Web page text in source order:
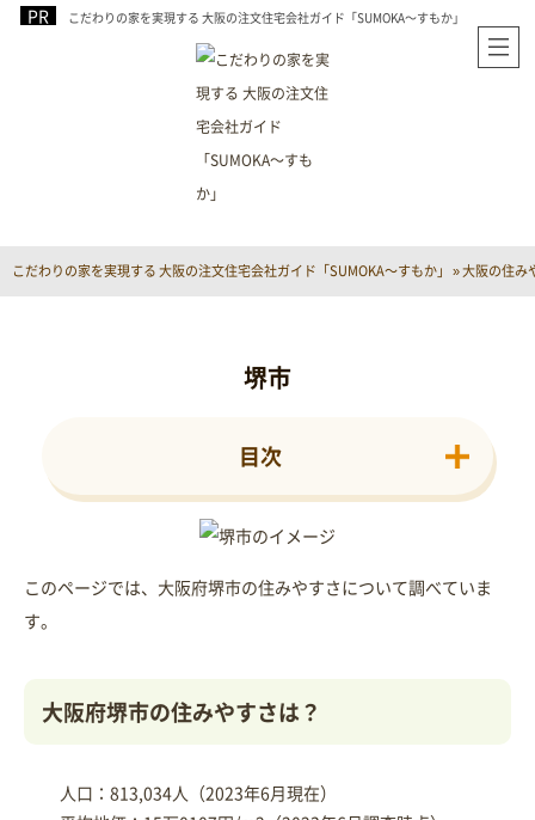
こだわりの家を実現する 大阪の注文住宅会社ガイド「SUMOKA～すもか」
こだわりの家を実現する 大阪の注文住宅会社ガイド「SUMOKA～すもか」 »大阪の住み
堺市
目次
このページでは、大阪府堺市の住みやすさについて調べていま
す。
大阪府堺市の住みやすさは？
人口：813,034人（2023年6月現在）